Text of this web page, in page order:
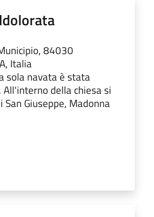
84030
Italia
sola navata è stata
della chiesa si
Giuseppe, Madonna